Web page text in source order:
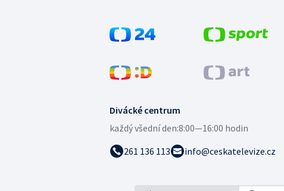
Divácké centrum
každý všední den:8:00—16:00 hodin
261 136 113
info@ceskatelevize.cz